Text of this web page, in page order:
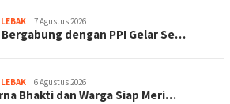
LEBAK 7 Agustus 2026
Bergabung dengan PPI Gelar Se…
LEBAK 6 Agustus 2026
Bhakti dan Warga Siap Meri…